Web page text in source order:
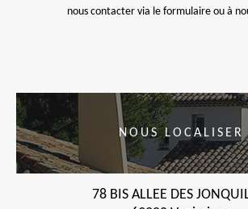
nous contacter via le formulaire ou à
NOUS LOCALISER
78 BIS ALLEE DES